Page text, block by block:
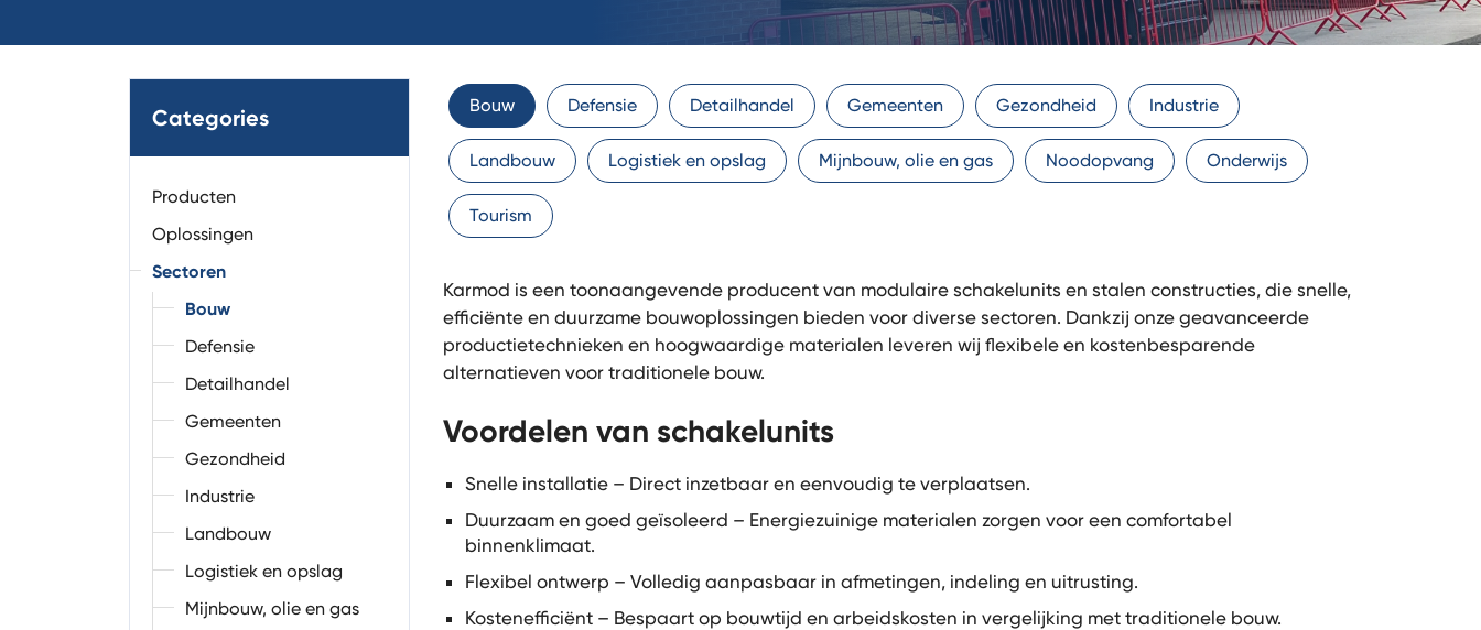
Categories
Producten
Oplossingen
Sectoren
Bouw
Defensie
Detailhandel
Gemeenten
Gezondheid
Industrie
Landbouw
Logistiek en opslag
Mijnbouw, olie en gas
Bouw Defensie Detailhandel Gemeenten Gezondheid Industrie
Landbouw Logistiek en opslag Mijnbouw, olie en gas Noodopvang Onderwijs
Tourism
Karmod is een toonaangevende producent van modulaire schakelunits en stalen constructies, die snelle,
efficiënte en duurzame bouwoplossingen bieden voor diverse sectoren. Dankzij onze geavanceerde
productietechnieken en hoogwaardige materialen leveren wij flexibele en kostenbesparende
alternatieven voor traditionele bouw.
Voordelen van schakelunits
Snelle installatie – Direct inzetbaar en eenvoudig te verplaatsen.
Duurzaam en goed geïsoleerd – Energiezuinige materialen zorgen voor een comfortabel
binnenklimaat.
Flexibel ontwerp – Volledig aanpasbaar in afmetingen, indeling en uitrusting.
Kostenefficiënt – Bespaart op bouwtijd en arbeidskosten in vergelijking met traditionele bouw.